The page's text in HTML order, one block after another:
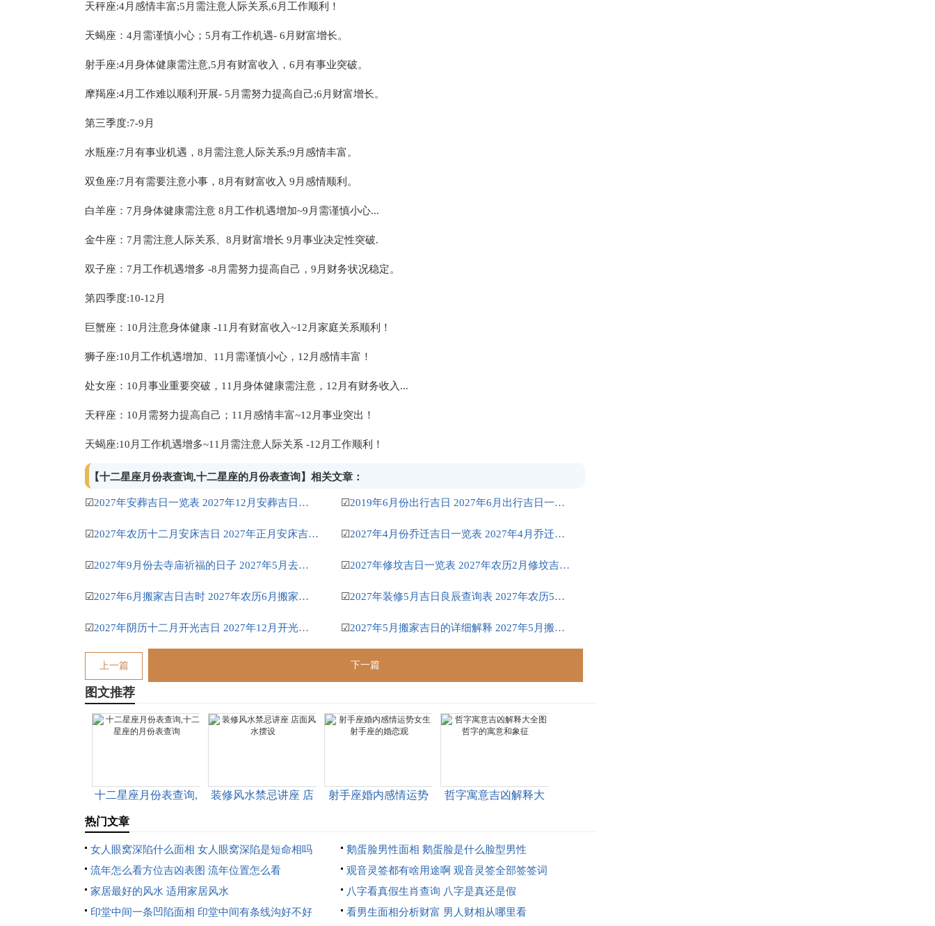
天秤座:4月感情丰富;5月需注意人际关系,6月工作顺利！
天蝎座：4月需谨慎小心；5月有工作机遇- 6月财富增长。
射手座:4月身体健康需注意,5月有财富收入，6月有事业突破。
摩羯座:4月工作难以顺利开展- 5月需努力提高自己;6月财富增长。
第三季度:7-9月
水瓶座:7月有事业机遇，8月需注意人际关系;9月感情丰富。
双鱼座:7月有需要注意小事，8月有财富收入 9月感情顺利。
白羊座：7月身体健康需注意 8月工作机遇增加~9月需谨慎小心...
金牛座：7月需注意人际关系、8月财富增长 9月事业决定性突破.
双子座：7月工作机遇增多 -8月需努力提高自己，9月财务状况稳定。
第四季度:10-12月
巨蟹座：10月注意身体健康 -11月有财富收入~12月家庭关系顺利！
狮子座:10月工作机遇增加、11月需谨慎小心，12月感情丰富！
处女座：10月事业重要突破，11月身体健康需注意，12月有财务收入...
天秤座：10月需努力提高自己；11月感情丰富~12月事业突出！
天蝎座:10月工作机遇增多~11月需注意人际关系 -12月工作顺利！
【十二星座月份表查询,十二星座的月份表查询】相关文章：
☑ 2027年安葬吉日一览表 2027年12月安葬吉日一览表 ☑ 2019年6月份出行吉日 2027年6月出行吉日一览表
☑ 2027年农历十二月安床吉日 2027年正月安床吉日吉时查询 ☑ 2027年4月份乔迁吉日一览表 2027年4月乔迁吉日吉时查询
☑ 2027年9月份去寺庙祈福的日子 2027年5月去寺庙吉日一览表 ☑ 2027年修坟吉日一览表 2027年农历2月修坟吉日一览表
☑ 2027年6月搬家吉日吉时 2027年农历6月搬家吉日一览表 ☑ 2027年装修5月吉日良辰查询表 2027年农历5月装修吉日一览表
☑ 2027年阴历十二月开光吉日 2027年12月开光吉日一览表 ☑ 2027年5月搬家吉日的详细解释 2027年5月搬家吉日吉时查询
上一篇 下一篇
图文推荐
十二星座月份表查询,
装修风水禁忌讲座 店
射手座婚内感情运势
哲字寓意吉凶解释大
热门文章
女人眼窝深陷什么面相 女人眼窝深陷是短命相吗
鹅蛋脸男性面相 鹅蛋脸是什么脸型男性
流年怎么看方位吉凶表图 流年位置怎么看
观音灵签都有啥用途啊 观音灵签全部签签词
家居最好的风水 适用家居风水
八字看真假生肖查询 八字是真还是假
印堂中间一条凹陷面相 印堂中间有条线沟好不好
看男生面相分析财富 男人财相从哪里看